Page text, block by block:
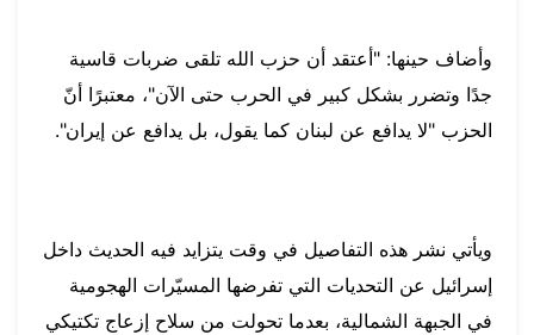
وأضاف حينها: "أعتقد أن حزب الله تلقى ضربات قاسية
جدًا وتضرر بشكل كبير في الحرب حتى الآن"، معتبرًا أنّ
الحزب "لا يدافع عن لبنان كما يقول، بل يدافع عن إيران".
ويأتي نشر هذه التفاصيل في وقت يتزايد فيه الحديث داخل
إسرائيل عن التحديات التي تفرضها المسيّرات الهجومية
في الجبهة الشمالية، بعدما تحولت من سلاح إزعاج تكتيكي